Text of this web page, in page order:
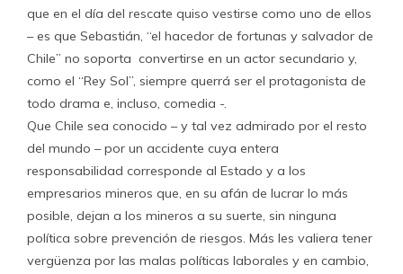
que en el día del rescate quiso vestirse como uno de ellos
– es que Sebastián, “el hacedor de fortunas y salvador de
Chile” no soporta convertirse en un actor secundario y,
como el “Rey Sol”, siempre querrá ser el protagonista de
todo drama e, incluso, comedia -.
Que Chile sea conocido – y tal vez admirado por el resto
del mundo – por un accidente cuya entera
responsabilidad corresponde al Estado y a los
empresarios mineros que, en su afán de lucrar lo más
posible, dejan a los mineros a su suerte, sin ninguna
política sobre prevención de riesgos. Más les valiera tener
vergüenza por las malas políticas laborales y en cambio,